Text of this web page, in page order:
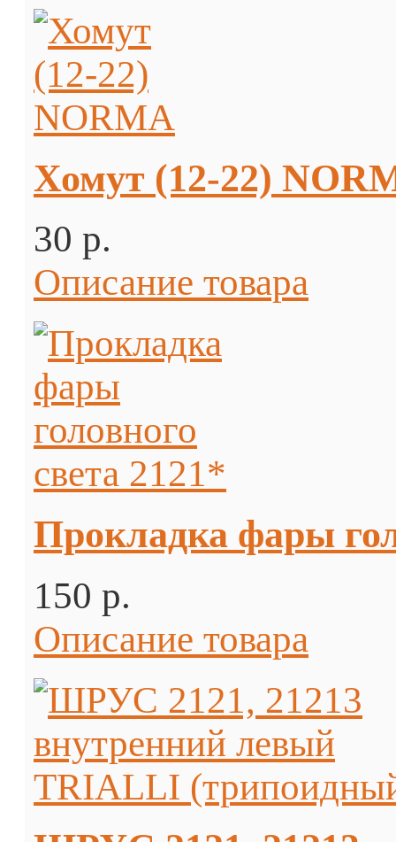
Хомут (12-22)
30 p.
Описание товара
Прокладка фары
150 p.
Описание товара